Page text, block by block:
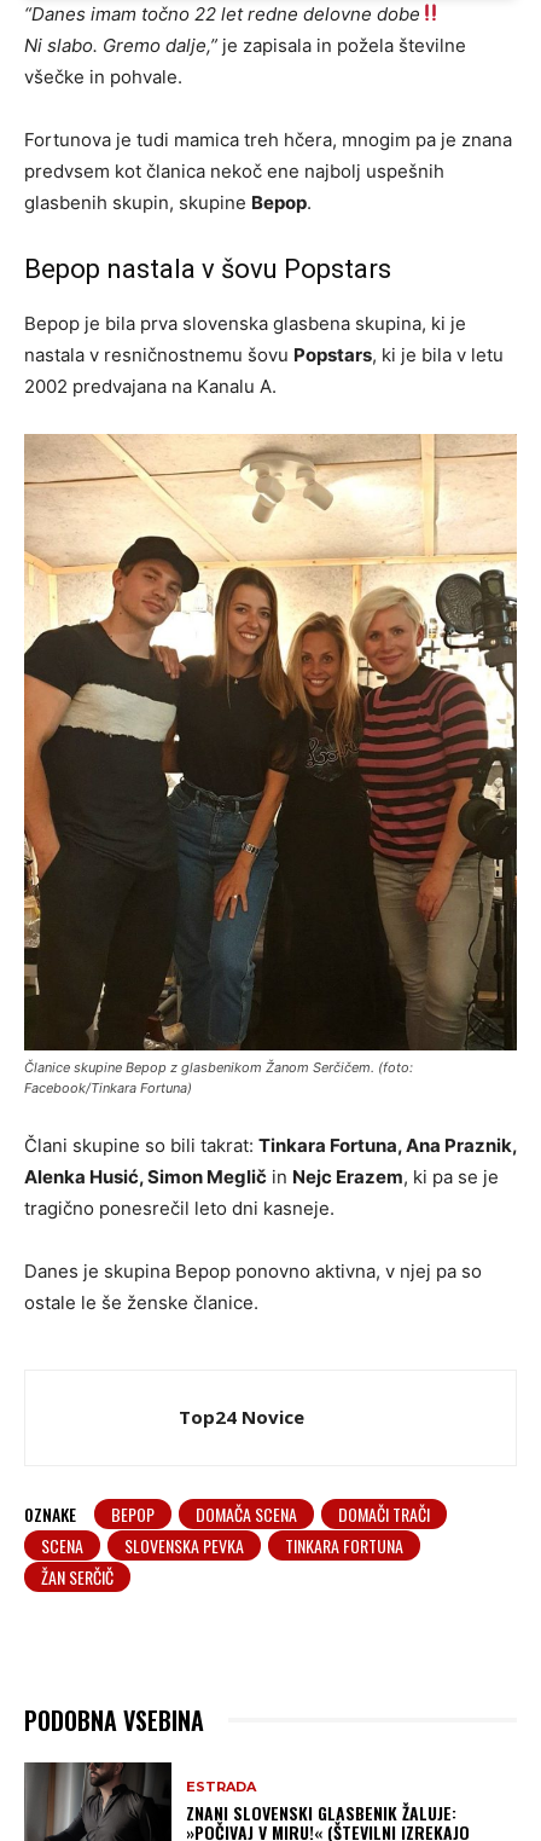
“Danes imam točno 22 let redne delovne dobe
Ni slabo. Gremo dalje,” je zapisala in požela številne
všečke in pohvale.
Fortunova je tudi mamica treh hčera, mnogim pa je znana
predvsem kot članica nekoč ene najbolj uspešnih
glasbenih skupin, skupine Bepop.
Bepop nastala v šovu Popstars
Bepop je bila prva slovenska glasbena skupina, ki je
nastala v resničnostnemu šovu Popstars, ki je bila v letu
2002 predvajana na Kanalu A.
Članice skupine Bepop z glasbenikom Žanom Serčičem. (foto:
Facebook/Tinkara Fortuna)
Člani skupine so bili takrat: Tinkara Fortuna, Ana Praznik,
Alenka Husić, Simon Meglič in Nejc Erazem, ki pa se je
tragično ponesrečil leto dni kasneje.
Danes je skupina Bepop ponovno aktivna, v njej pa so
ostale le še ženske članice.
Top24 Novice
OZNAKE BEPOP DOMAČA SCENA
DOMAČI TRAČI
SCENA
SLOVENSKA PEVKA
TINKARA FORTUNA
ŽAN SERČIČ
PODOBNA VSEBINA
ESTRADA
ZNANI SLOVENSKI GLASBENIK ŽALUJE:
»POČIVAJ V MIRU!« (ŠTEVILNI IZREKAJO